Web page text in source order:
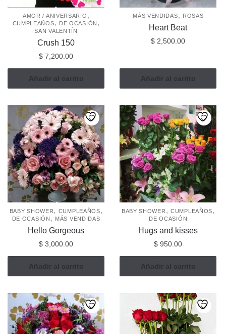
AMOR / ANIVERSARIO ,
CUMPLEAÑOS, DE OCASIÓN ,
SAN VALENTÍN
Crush 150
$ 7,200.00
Añadir al carrito
MÁS VENDIDAS, ROSAS
Heart Beat
$ 2,500.00
Añadir al carrito
BABY SHOWER, CUMPLEAÑOS,
DE OCASIÓN , MÁS VENDIDAS
Hello Gorgeous
$ 3,000.00
Añadir al carrito
BABY SHOWER , CUMPLEAÑOS,
DE OCASIÓN
Hugs and kisses
$ 950.00
Añadir al carrito